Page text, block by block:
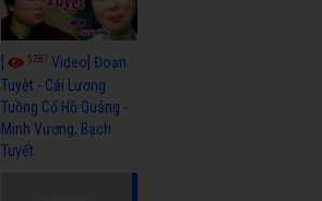
5287Video] Đoạn
Tuyệt - Cải Lương
Tuồng Cổ Hồ Quảng -
Minh Vương, Bạch
Tuyết